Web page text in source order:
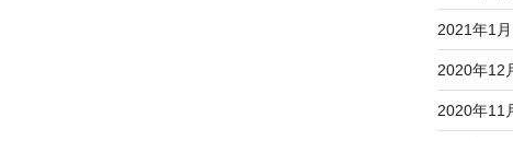
2021年1月
2020年12
2020年11